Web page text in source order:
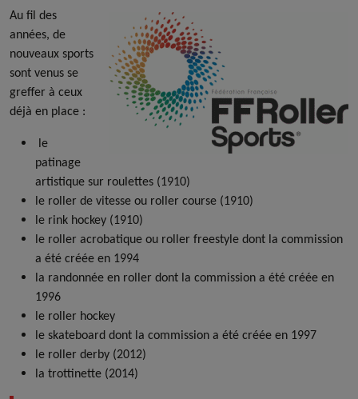
Au fil des
années, de
nouveaux sports
sont venus se
greffer à ceux
déjà en place :
le
patinage
artistique sur roulettes (1910)
le roller de vitesse ou roller course (1910)
le rink hockey (1910)
le roller acrobatique ou roller freestyle dont la commission
a été créée en 1994
la randonnée en roller dont la commission a été créée en
1996
le roller hockey
le skateboard dont la commission a été créée en 1997
le roller derby (2012)
la trottinette (2014)